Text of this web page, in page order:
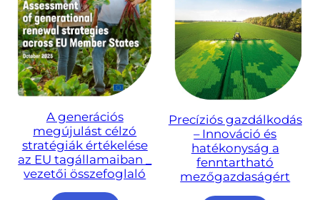
A generációs
megújulást célzó
stratégiák értékelése
az EU tagállamaiban _
vezetői összefoglaló
Precíziós gazdálkodás
– Innováció és
hatékonyság a
fenntartható
mezőgazdaságért